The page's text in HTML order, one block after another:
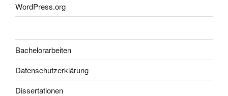
WordPress.org
Bachelorarbeiten
Datenschutzerklärung
Dissertationen